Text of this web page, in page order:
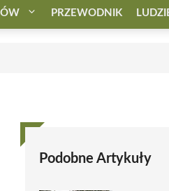
PRZEWODNIK
Podobne Artykuły